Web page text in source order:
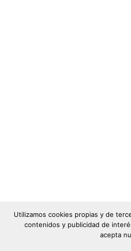
Utilizamos cookies propias y de
contenidos y publicidad de
acepta